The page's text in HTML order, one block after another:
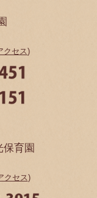
クセス)
保育園
クセス)